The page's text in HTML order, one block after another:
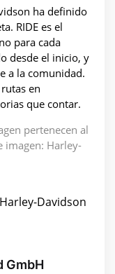
ha definido
RIDE es el
para cada
desde el inicio, y
a la comunidad.
en
que contar.
pertenecen al
imagen: Harley-
Davidson
GmbH